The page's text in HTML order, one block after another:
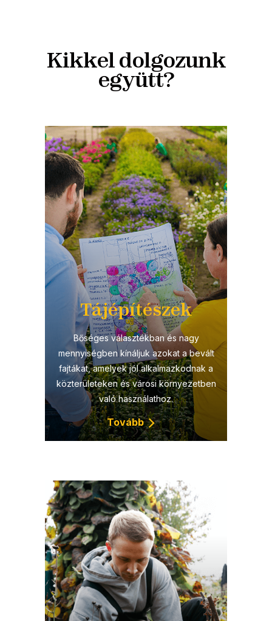
Kikkel dolgozunk
együtt?
Tájépítészek
Bőséges választékban és nagy
mennyiségben kínáljuk azokat a bevált
fajtákat, amelyek jól alkalmazkodnak a
közterületeken és városi környezetben
való használathoz.
Tovább